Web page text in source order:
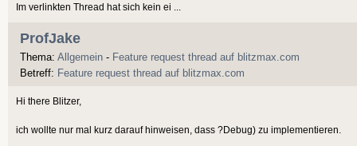
Im verlinkten Thread hat sich kein ei ...
ProfJake
Thema: Allgemein - Feature request thread auf blitzmax.com
Betreff: Feature request thread auf blitzmax.com
Hi there Blitzer,
ich wollte nur mal kurz darauf hinweisen, dass ?Debug) zu implementieren.